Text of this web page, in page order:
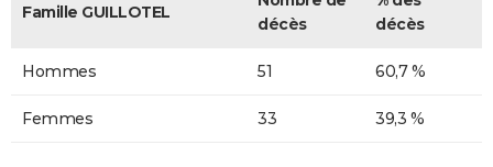
Famille GUILLOTEL
décès
décès
Hommes 51 60,7 %
Femmes 33 39,3 %